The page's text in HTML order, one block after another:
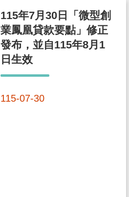
115年7月30日「微型創
業鳳凰貸款要點」修正
發布，並自115年8月1
日生效
115-07-30